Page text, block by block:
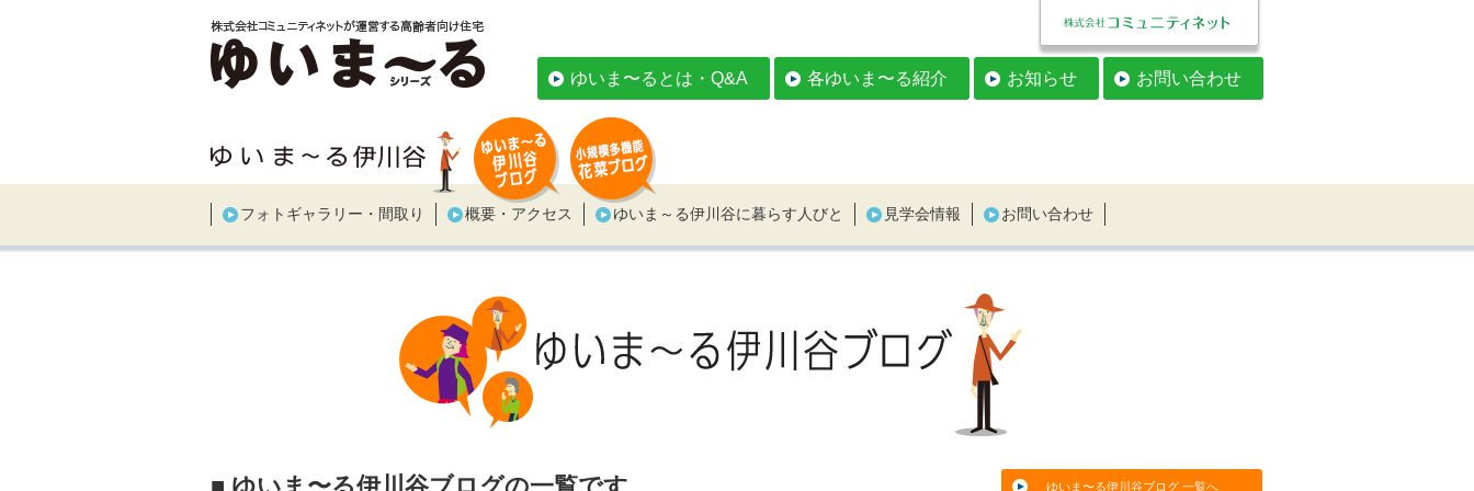
ゆいま〜るとは・Q&A 各ゆいま〜る紹介 お知らせ お問い合わせ
フォトギャラリー・間取り 概要・アクセス ゆいま～る伊川谷に暮らす人びと 見学会情報 お問い合わせ
ゆいま〜る伊川谷ブログ 一覧へ